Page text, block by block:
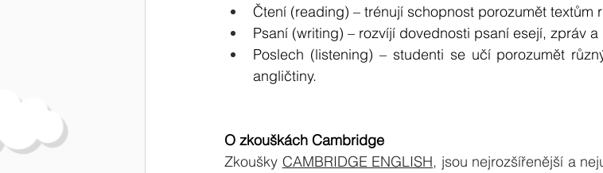
Čtení (reading) – trénují schopnost porozumět textům
Psaní (writing) – rozvíjí dovednosti psaní esejí, zpráv a
Poslech (listening) – studenti se učí porozumět
angličtiny.
O zkouškách Cambridge
Zkoušky CAMBRIDGE ENGLISH, jsou nejrozšířenější a